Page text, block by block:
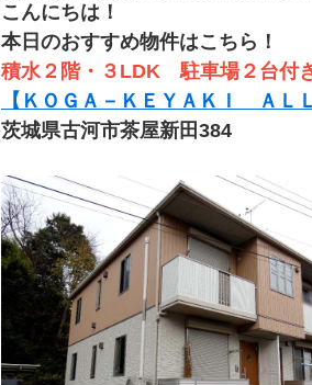
こんにちは！
本日のおすすめ物件はこちら！
積水２階・３LDK 駐車場２台付
【ＫＯＧＡ－ＫＥＹＡＫＩ ＡＬ
茨城県古河市茶屋新田384